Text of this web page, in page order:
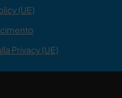
(UE)
Privacy (UE)